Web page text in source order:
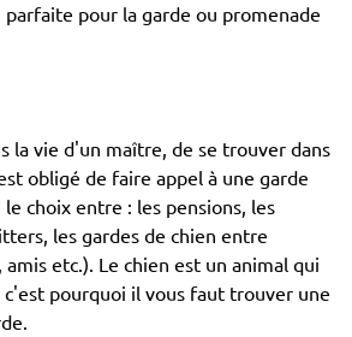
pour la garde ou promenade
la vie d'un maître, de se trouver dans
obligé de faire appel à une garde
choix entre : les pensions, les
les gardes de chien entre
etc.). Le chien est un animal qui
pourquoi il vous faut trouver une